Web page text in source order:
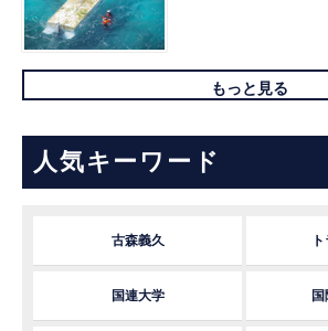
もっと見る
人気キーワード
古森義久
国連大学 国